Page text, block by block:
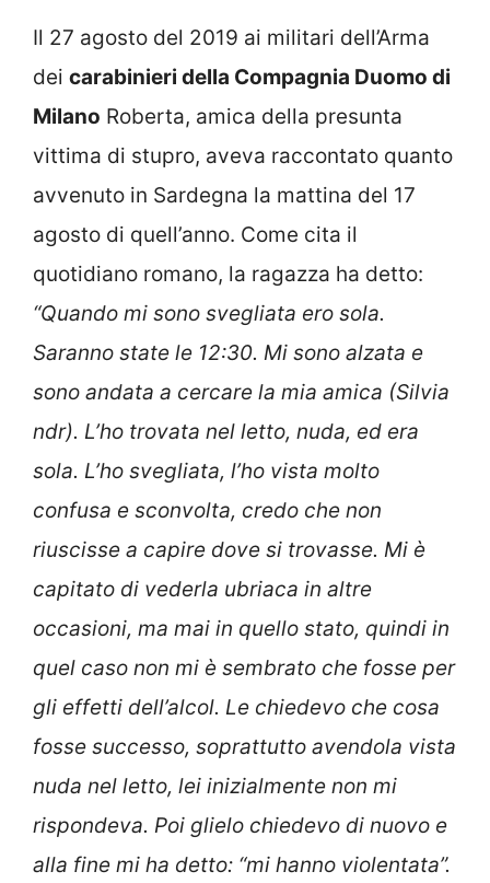
Il 27 agosto del 2019 ai militari dell’Arma
dei carabinieri della Compagnia Duomo di
Milano Roberta, amica della presunta
vittima di stupro, aveva raccontato quanto
avvenuto in Sardegna la mattina del 17
agosto di quell’anno. Come cita il
quotidiano romano, la ragazza ha detto:
“Quando mi sono svegliata ero sola.
Saranno state le 12:30. Mi sono alzata e
sono andata a cercare la mia amica (Silvia
ndr). L’ho trovata nel letto, nuda, ed era
sola. L’ho svegliata, l’ho vista molto
confusa e sconvolta, credo che non
riuscisse a capire dove si trovasse. Mi è
capitato di vederla ubriaca in altre
occasioni, ma mai in quello stato, quindi in
quel caso non mi è sembrato che fosse per
gli effetti dell’alcol. Le chiedevo che cosa
fosse successo, soprattutto avendola vista
nuda nel letto, lei inizialmente non mi
rispondeva. Poi glielo chiedevo di nuovo e
alla fine mi ha detto: “mi hanno violentata”.